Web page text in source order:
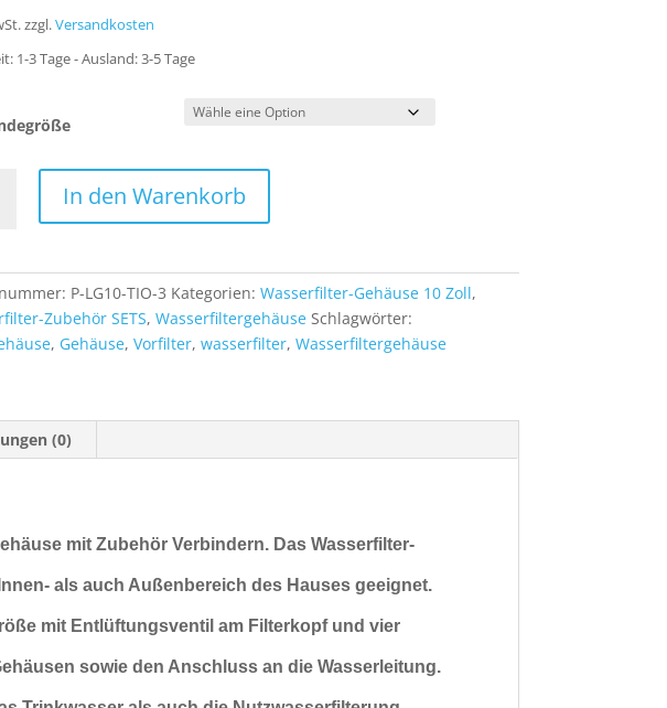
zzgl.Versandkosten
1-3 Tage - Ausland: 3-5 Tage
In den Warenkorb
P-LG10-TIO-3 Kategorien: Wasserfilter-Gehäuse 10 Zoll,
Zubehör SETS, Wasserfiltergehäuse Schlagwörter:
, Gehäuse, Vorfilter, wasserfilter, Wasserfiltergehäuse
(0)
mit Zubehör Verbindern. DasWasserfilter-
als auch Außenbereichdes Hauses geeignet.
mit Entlüftungsventil am Filterkopf und vier
sowie den Anschluss an die Wasserleitung.